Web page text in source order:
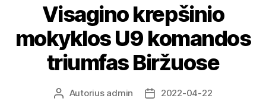
Visagino krepšinio
mokyklos U9 komandos
triumfas Biržuose
ĮrašoAutorius admin
Įrašo2022-04-22